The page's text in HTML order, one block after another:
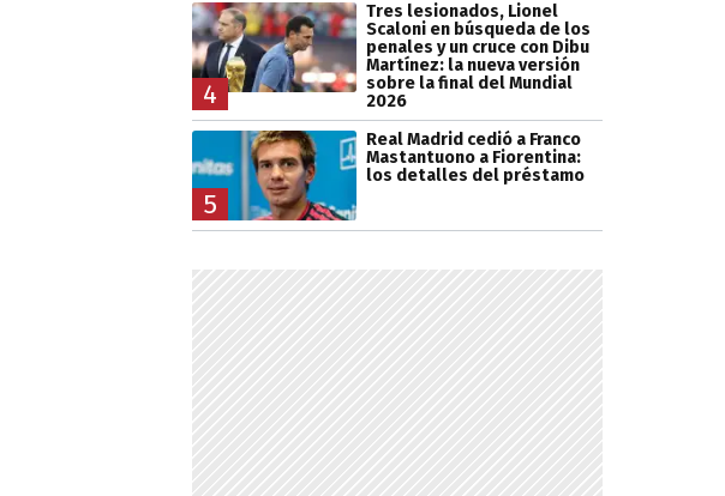
4
Tres lesionados, Lionel
Scaloni en búsqueda de los
penales y un cruce con Dibu
Martínez: la nueva versión
sobre la final del Mundial
2026
5
Real Madrid cedió a Franco
Mastantuono a Fiorentina:
los detalles del préstamo